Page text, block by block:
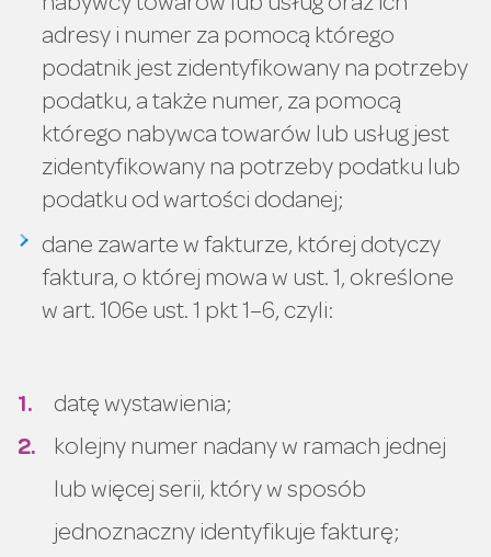
nabywcy towarów lub usług oraz ich
adresy i numer za pomocą którego
podatnik jest zidentyfikowany na potrzeby
podatku, a także numer, za pomocą
którego nabywca towarów lub usług jest
zidentyfikowany na potrzeby podatku lub
podatku od wartości dodanej;
dane zawarte w fakturze, której dotyczy
faktura, o której mowa w ust. 1, określone
w art. 106e ust. 1 pkt 1–6, czyli:
datę wystawienia;
kolejny numer nadany w ramach jednej
lub więcej serii, który w sposób
jednoznaczny identyfikuje fakturę;